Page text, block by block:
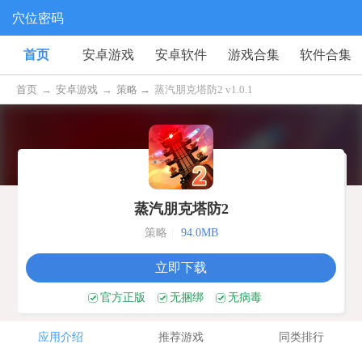
穴位密码
首页 安卓游戏 安卓软件 游戏合集 软件合集
首页 → 安卓游戏 → 策略 → 蒸汽朋克塔防2 v1.0.1
蒸汽朋克塔防2
策略 94.0MB
立即下载
官方正版 无捆绑 无病毒
应用介绍 推荐游戏 同类排行